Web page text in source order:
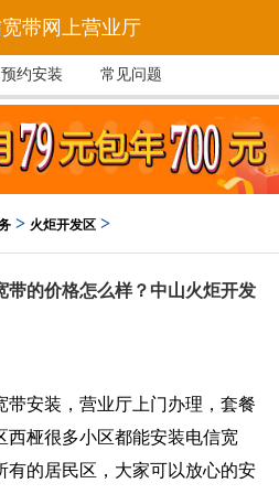
带网上营业厅
预约安装 常见问题
> 火炬开发区>
带的价格怎么样？中山火炬开发
带安装，营业厅上门办理，套餐
西桠很多小区都能安装电信宽
有的居民区，大家可以放心的安